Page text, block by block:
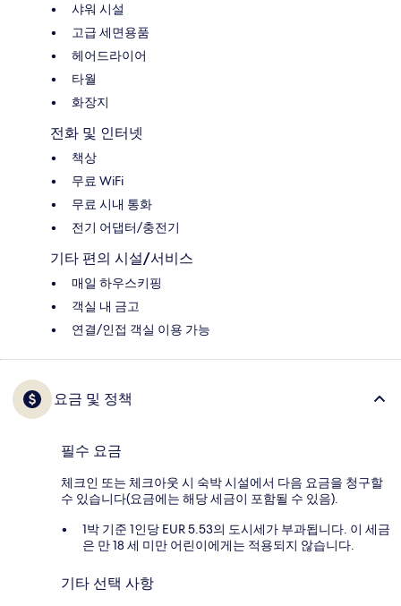
샤워 시설
고급 세면용품
헤어드라이어
타월
화장지
전화 및 인터넷
책상
무료 WiFi
무료 시내 통화
전기 어댑터/충전기
기타 편의 시설/서비스
매일 하우스키핑
객실 내 금고
연결/인접 객실 이용 가능
요금 및 정책
필수 요금
체크인 또는 체크아웃 시 숙박 시설에서 다음 요금을 청구할
수 있습니다(요금에는 해당 세금이 포함될 수 있음).
1박 기준 1인당 EUR 5.53의 도시세가 부과됩니다. 이 세금
은 만 18 세 미만 어린이에게는 적용되지 않습니다.
기타 선택 사항